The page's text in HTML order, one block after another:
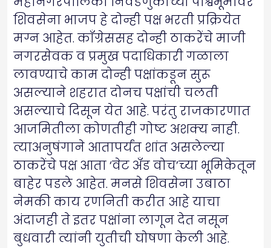
शिवसेना भाजप हे दोन्ही पक्ष भरती प्रक्रियेत
मग्न आहेत. काँग्रेससह दोन्ही ठाकरेंचे माजी
नगरसेवक व प्रमुख पदाधिकारी गळाला
लावण्याचे काम दोन्ही पक्षांकडून सुरू
असल्याने शहरात दोनच पक्षांची चलती
असल्याचे दिसून येत आहे. परंतु राजकारणात
आजमितीला कोणतीही गोष्ट अशक्य नाही.
त्याअनुषंगाने आतापर्यंत शांत असलेल्या
ठाकरेंचे पक्ष आता ‘वेट अँड वोच’च्या भूमिकेतून
बाहेर पडले आहेत. मनसे शिवसेना उबाठा
नेमकी काय रणनिती करीत आहे याचा
अंदाजही ते इतर पक्षांना लागून देत नसून
बुधवारी त्यांनी युतीची घोषणा केली आहे.